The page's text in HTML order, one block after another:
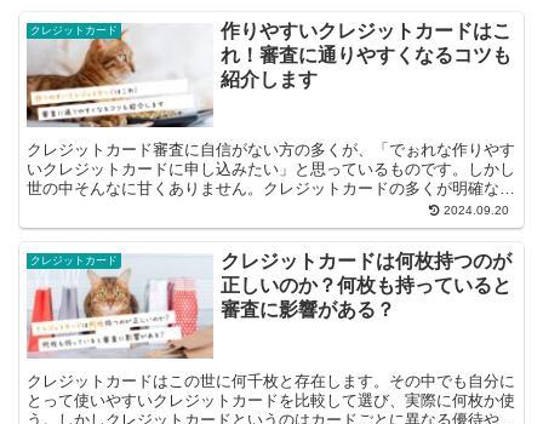
クレジットカード
作りやすいクレジットカードはこ
れ！審査に通りやすくなるコツも
紹介します
クレジットカード審査に自信がない方の多くが、「でぉれな作りやす
いクレジットカードに申し込みたい」と思っているものです。しかし
世の中そんなに甘くありません。クレジットカードの多くが明確な審
2024.09.20
クレジットカード
クレジットカードは何枚持つのが
正しいのか？何枚も持っていると
審査に影響がある？
クレジットカードはこの世に何千枚と存在します。その中でも自分に
とって使いやすいクレジットカードを比較して選び、実際に何枚か使
う。しかしクレジットカードというのはカードごとに異なる優待や特